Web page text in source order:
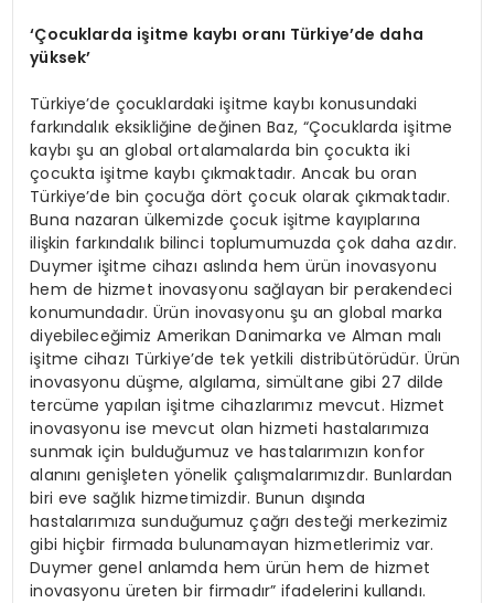
‘Çocuklarda işitme kaybı oranı Türkiye’de daha
yüksek’
Türkiye’de çocuklardaki işitme kaybı konusundaki
farkındalık eksikliğine değinen Baz, “Çocuklarda işitme
kaybı şu an global ortalamalarda bin çocukta iki
çocukta işitme kaybı çıkmaktadır. Ancak bu oran
Türkiye’de bin çocuğa dört çocuk olarak çıkmaktadır.
Buna nazaran ülkemizde çocuk işitme kayıplarına
ilişkin farkındalık bilinci toplumumuzda çok daha azdır.
Duymer işitme cihazı aslında hem ürün inovasyonu
hem de hizmet inovasyonu sağlayan bir perakendeci
konumundadır. Ürün inovasyonu şu an global marka
diyebileceğimiz Amerikan Danimarka ve Alman malı
işitme cihazı Türkiye’de tek yetkili distribütörüdür. Ürün
inovasyonu düşme, algılama, simültane gibi 27 dilde
tercüme yapılan işitme cihazlarımız mevcut. Hizmet
inovasyonu ise mevcut olan hizmeti hastalarımıza
sunmak için bulduğumuz ve hastalarımızın konfor
alanını genişleten yönelik çalışmalarımızdır. Bunlardan
biri eve sağlık hizmetimizdir. Bunun dışında
hastalarımıza sunduğumuz çağrı desteği merkezimiz
gibi hiçbir firmada bulunamayan hizmetlerimiz var.
Duymer genel anlamda hem ürün hem de hizmet
inovasyonu üreten bir firmadır” ifadelerini kullandı.